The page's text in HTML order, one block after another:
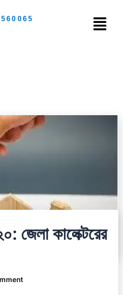
Menu
জেলা কালেক্টরের